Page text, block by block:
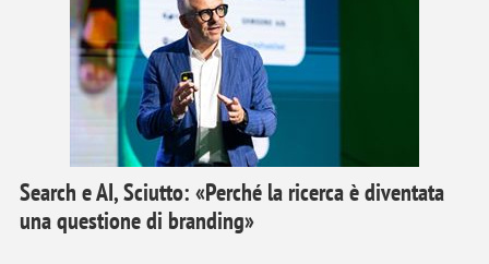
Search e AI, Sciutto: «Perché la ricerca è diventata
una questione di branding»